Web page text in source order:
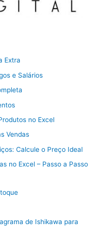
Extra
e Salários
no Excel
Vendas
Calcule o Preço Ideal
no Excel – Passo a Passo
de Ishikawa para